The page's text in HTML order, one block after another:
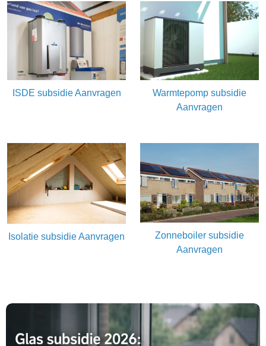
ISDE subsidie Aanvragen
Warmtepomp subsidie
Aanvragen
Isolatie subsidie Aanvragen
Zonneboiler subsidie
Aanvragen